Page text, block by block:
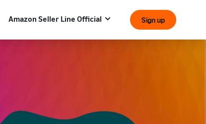
Amazon Seller Line Official Sign up